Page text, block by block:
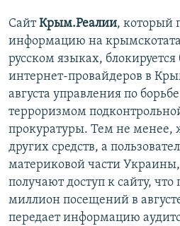
СайтКрым.Реалии, который
информацию на
русском языках,
интернет-провайдеров в
августа управления по
терроризмом
прокуратуры. Тем не
других средств, а
материковой части
получают доступ к сайту, что
миллион посещений в
передает информацию